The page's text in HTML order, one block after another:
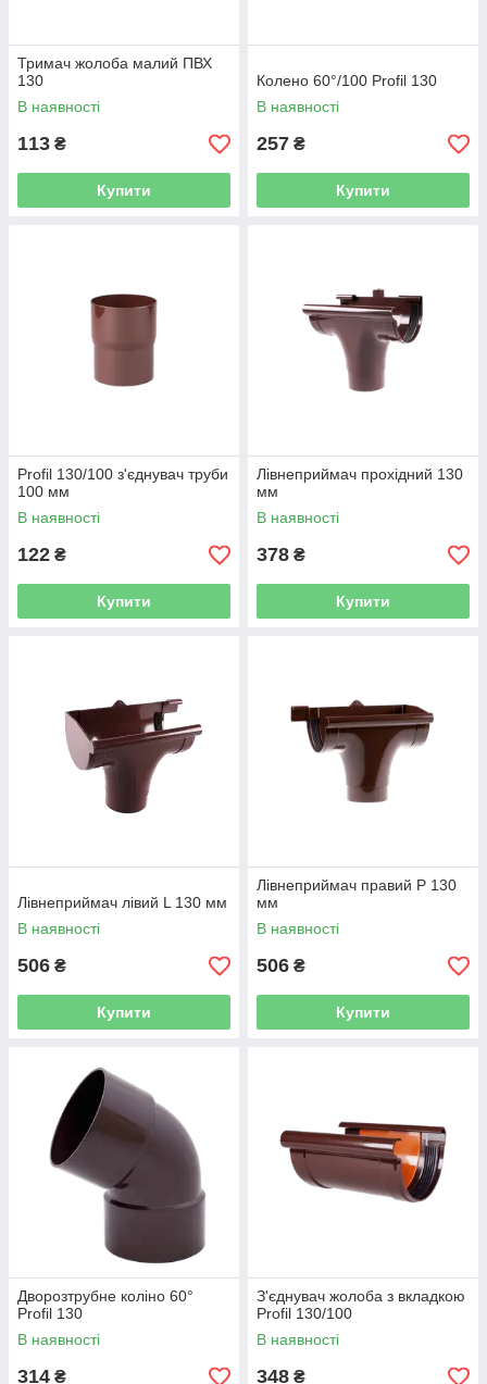
Тримач жолоба малий ПВХ
130
В наявності
113 ₴
Купити
Колено 60°/100 Profil 130
В наявності
257 ₴
Купити
Profil 130/100 з'єднувач труби
100 мм
В наявності
122 ₴
Купити
Лівнеприймач прохідний 130
мм
В наявності
378 ₴
Купити
Лівнеприймач лівий L 130 мм
В наявності
506 ₴
Купити
Лівнеприймач правий P 130
мм
В наявності
506 ₴
Купити
Дворозтрубне коліно 60°
Profil 130
В наявності
314 ₴
З'єднувач жолоба з вкладкою
Profil 130/100
В наявності
348 ₴